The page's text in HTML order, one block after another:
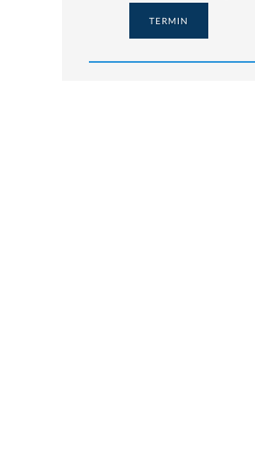
TERMIN